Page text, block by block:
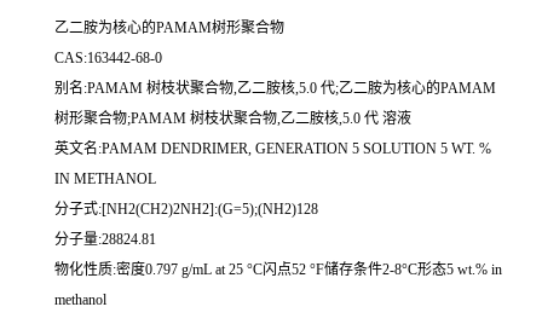
乙二胺为核心的PAMAM树形聚合物
CAS:163442-68-0
别名:PAMAM 树枝状聚合物,乙二胺核,5.0 代;乙二胺为核心的PAMAM
树形聚合物;PAMAM 树枝状聚合物,乙二胺核,5.0 代 溶液
英文名:PAMAM DENDRIMER, GENERATION 5 SOLUTION 5 WT. %
IN METHANOL
分子式:[NH2(CH2)2NH2]:(G=5);(NH2)128
分子量:28824.81
物化性质:密度0.797 g/mL at 25 °C闪点52 °F储存条件2-8°C形态5 wt.% in
methanol